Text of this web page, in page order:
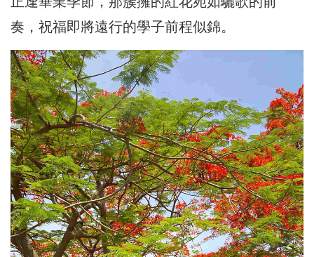
奏，祝福即將遠行的學子前程似錦。